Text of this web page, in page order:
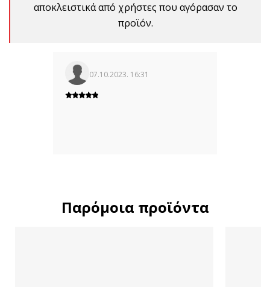
αποκλειστικά από χρήστες που αγόρασαν το
προϊόν.
07.10.2023. 16:31
Παρόμοια προϊόντα